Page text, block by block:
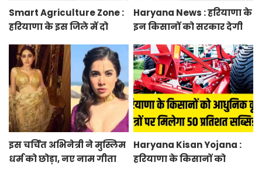
Smart Agriculture Zone :
हरियाणा के इस जिले में दो
एग्रीकल्चर जोन
Haryana News : हरियाणा के
इन किसानों को सरकार देगी
सीएम सैनी की घोषणा
इस चर्चित अभिनेत्री ने मुस्लिम
धर्म को छोड़ा, नए नाम गीता
Haryana Kisan Yojana :
हरियाणा के किसानों को